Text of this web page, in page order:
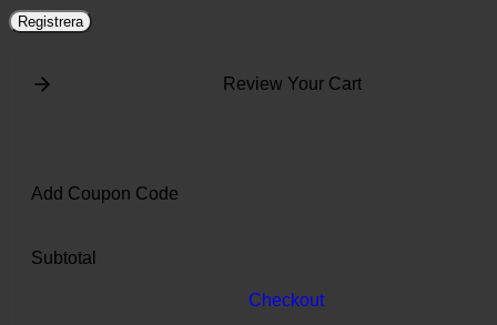
Registrera
Review Your Cart
Add Coupon Code
Subtotal
Checkout